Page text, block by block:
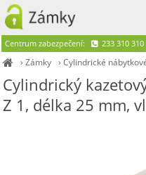
›Zámky ›Cylindrické
Cylindrický
Z 1, délka 25 mm,
Centrum zabezpečení: 233 310